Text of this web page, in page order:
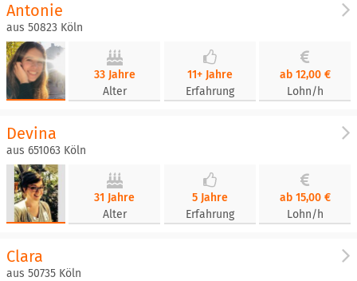
Antonie
aus 50823 Köln
33 Jahre
Alter
11+ Jahre
Erfahrung
ab 12,00 €
Lohn/h
Devina
aus 651063 Köln
31 Jahre
Alter
5 Jahre
Erfahrung
ab 15,00 €
Lohn/h
Clara
aus 50735 Köln